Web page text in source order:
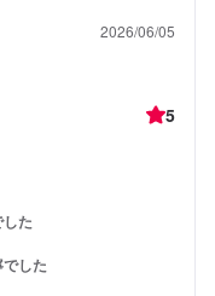
2026/06/05
5
た
した